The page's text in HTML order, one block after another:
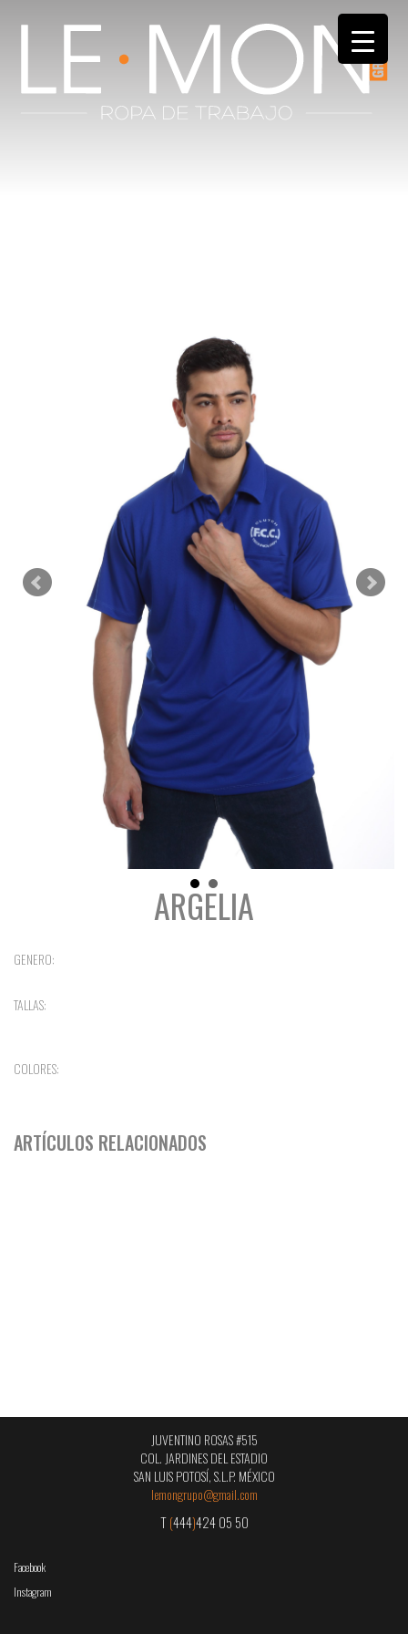
ARGELIA
GENERO:
TALLAS:
COLORES:
ARTÍCULOS RELACIONADOS
JUVENTINO ROSAS #515
COL. JARDINES DEL ESTADIO
SAN LUIS POTOSÍ, S.L.P. MÉXICO
lemongrupo@gmail.com
T(444)424 05 50
Facebook
Instagram